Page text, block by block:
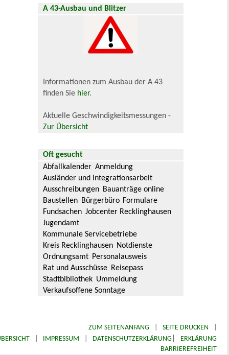
A 43-Ausbau und Blitzer
Informationen zum Ausbau der A 43
finden Sie hier.
Aktuelle Geschwindigkeitsmessungen -
Zur Übersicht
Oft gesucht
Abfallkalender Anmeldung
Ausländer und Integrationsarbeit
Ausschreibungen Bauanträge online
Baustellen Bürgerbüro Formulare
Fundsachen Jobcenter Recklinghausen
Jugendamt
Kommunale Servicebetriebe
Kreis Recklinghausen Notdienste
Ordnungsamt Personalausweis
Rat und Ausschüsse Reisepass
Stadtbibliothek Ummeldung
Verkaufsoffene Sonntage
ZUM SEITENANFANG SEITE DRUCKEN
IMPRESSUM DATENSCHUTZERKLÄRUNG|
ERKLÄRUNG
BARRIEREFREIHEIT